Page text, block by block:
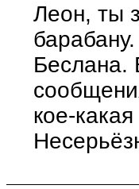
Леон, ты
Беслана.
кое-